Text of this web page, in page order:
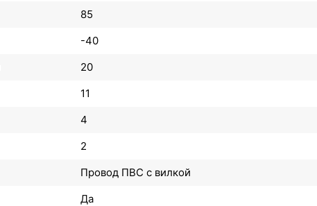
85
-40
20
11
4
2
Провод ПВС с вилкой
Да